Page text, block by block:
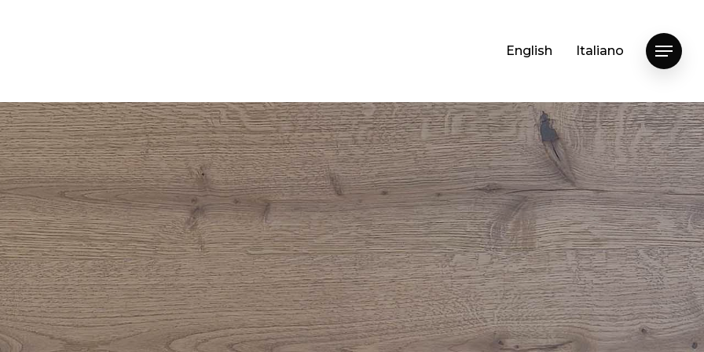
English Italiano Menu